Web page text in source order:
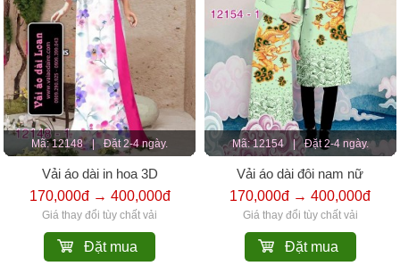
Mã: 12148 | Đặt 2-4 ngày.
Vải áo dài in hoa 3D
170,000đ → 400,000đ
Giá thay đổi tùy chất vải
Đặt mua
Mã: 12154 | Đặt 2-4 ngày.
Vải áo dài đôi nam nữ
170,000đ → 400,000đ
Giá thay đổi tùy chất vải
Đặt mua